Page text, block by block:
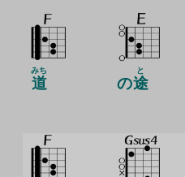
道
みち
の途
と